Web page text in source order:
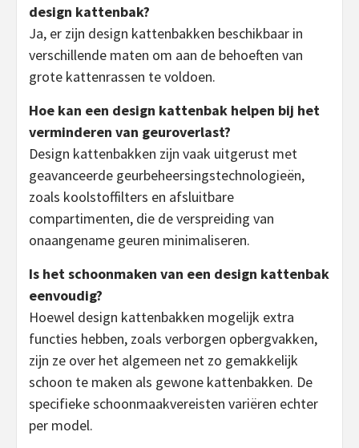
design kattenbak?
Ja, er zijn design kattenbakken beschikbaar in
verschillende maten om aan de behoeften van
grote kattenrassen te voldoen.
Hoe kan een design kattenbak helpen bij het
verminderen van geuroverlast?
Design kattenbakken zijn vaak uitgerust met
geavanceerde geurbeheersingstechnologieën,
zoals koolstoffilters en afsluitbare
compartimenten, die de verspreiding van
onaangename geuren minimaliseren.
Is het schoonmaken van een design kattenbak
eenvoudig?
Hoewel design kattenbakken mogelijk extra
functies hebben, zoals verborgen opbergvakken,
zijn ze over het algemeen net zo gemakkelijk
schoon te maken als gewone kattenbakken. De
specifieke schoonmaakvereisten variëren echter
per model.